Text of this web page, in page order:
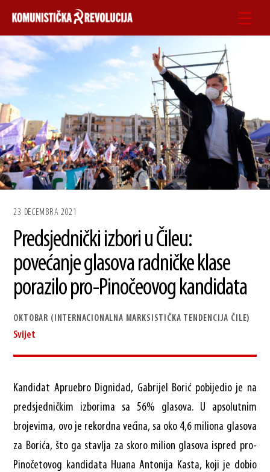
content
23 DECEMBRA 2021
Predsjednički izbori u Čileu:
povećanje glasova radničke klase
porazilo pro-Pinočeovog kandidata
OKTOBAR (INTERNACIONALNA MARKSISTIČKA TENDENCIJA ČILE)
Svijet
Kandidat Apruebro Dignidad, Gabrijel Borić pobijedio je na
predsjedničkim izborima sa 56% glasova. U apsolutnim
brojevima, ovo je rekordna većina, sa oko 4,6 miliona glasova
za Borića, što ga stavlja za skoro milion glasova ispred pro-
Pinočetovog kandidata Huana Antonija Kasta, koji je dobio